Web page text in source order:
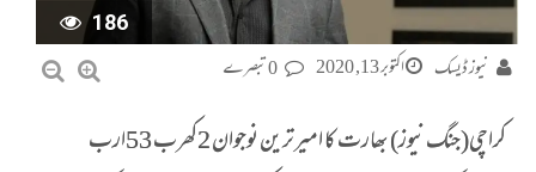
186
نیوز ڈیسک اکتوبر 13, 2020
کراچی(جنگ نیوز) بھارت کا امیرترین نوجوان 2کھرب 53ارب